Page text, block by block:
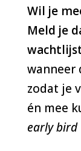
Wil je
Meld je
wanneer
zodat je
én mee
early bird